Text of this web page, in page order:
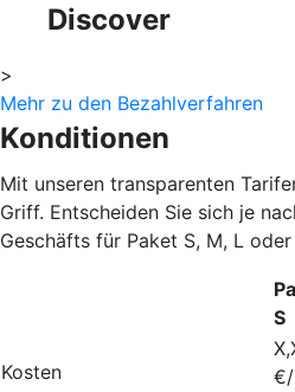
Discover
>
Mehr zu den Bezahlverfahren
Konditionen
Mit unseren transparenten
Griff. Entscheiden Sie sich je
Geschäfts für Paket S, M, L oder
S
Kosten